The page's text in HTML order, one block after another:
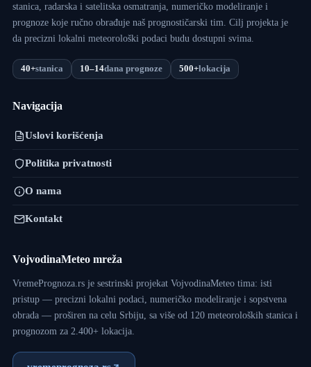
stanica, radarska i satelitska osmatranja, numeričko modeliranje i
prognoze koje ručno obrađuje naš prognostičarski tim. Cilj projekta je
da precizni lokalni meteorološki podaci budu dostupni svima.
40+stanica 10–14dana prognoze 500+lokacija
Navigacija
Uslovi korišćenja
Politika privatnosti
O nama
Kontakt
VojvodinaMeteo mreža
VremePrognoza.rs je sestrinski projekat VojvodinaMeteo tima: isti
pristup — precizni lokalni podaci, numeričko modeliranje i sopstvena
obrada — proširen na celu Srbiju, sa više od 120 meteoroloških stanica i
prognozom za 2.400+ lokacija.